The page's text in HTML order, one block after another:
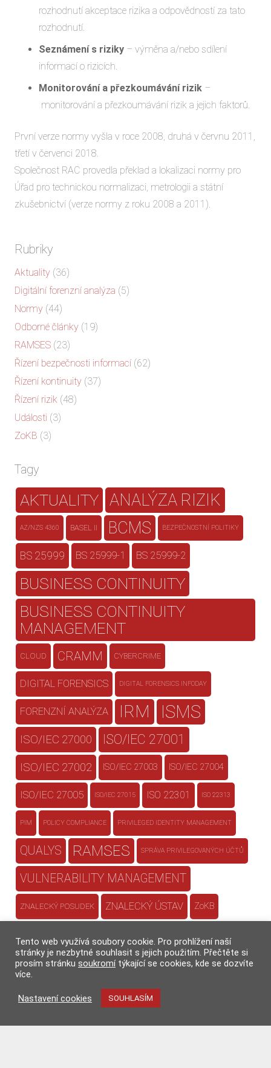
rozhodnutí akceptace rizika a odpovědností za tato
rozhodnutí.
Seznámení s riziky – výměna a/nebo sdílení
informací o rizicích.
Monitorování a přezkoumávání rizik –
monitorování a přezkoumávání rizik a jejich faktorů.
První verze normy vyšla v roce 2008, druhá v červnu 2011,
třetí v červenci 2018.
Společnost RAC provedla překlad a lokalizaci normy pro
Úřad pro technickou normalizaci, metrologii a státní
zkušebnictví (verze normy z roku 2008 a 2011).
Rubriky
Aktuality (36)
Digitální forenzní analýza (5)
Normy (44)
Odborné články (19)
RAMSES (23)
Řízení bezpečnosti informací (62)
Řízení kontinuity (37)
Řízení rizik (48)
Události (3)
ZoKB (3)
Tagy
AKTUALITY ANALÝZA RIZIK
AZ/NZS 4360 BASEL II BCMS BEZPEČNOSTNÍ POLITIKY
BS 25999 BS 25999-1 BS 25999-2
BUSINESS CONTINUITY
BUSINESS CONTINUITY
MANAGEMENT
CLOUD CRAMM CYBERCRIME
DIGITAL FORENSICS DIGITAL FORENSICS INFODAY
FORENZNÍ ANALÝZA IRM ISMS
ISO/IEC 27000 ISO/IEC 27001
ISO/IEC 27002 ISO/IEC 27003 ISO/IEC 27004
ISO/IEC 27005 ISO/IEC 27015 ISO 22301 ISO 22313
PIM POLICY COMPLIANCE PRIVILEGED IDENTITY MANAGEMENT
QUALYS RAMSES SPRÁVA PRIVILEGOVANÝCH ÚČTŮ
VULNERABILITY MANAGEMENT
ZNALECKÝ POSUDEK ZNALECKÝ ÚSTAV ZoKB
ŘÍZENÍ BEZPEČNOSTI
ŘÍZENÍ BEZPEČNOSTI
INFORMACÍ
ŘÍZENÍ KONTINUITY
Tento web využívá soubory cookie. Pro prohlížení naší
stránky je nezbytné souhlasit s jejich použitím. Přečtěte si
prosím stránku soukromítýkající se cookies, kde se dozvíte
více.
Nastavení cookies SOUHLASÍM